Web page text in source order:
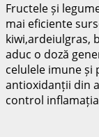
Fructele și
mai eficiente
kiwi,ardeiulgras,
aduc o doză
celulele imune și
antioxidanții din
control